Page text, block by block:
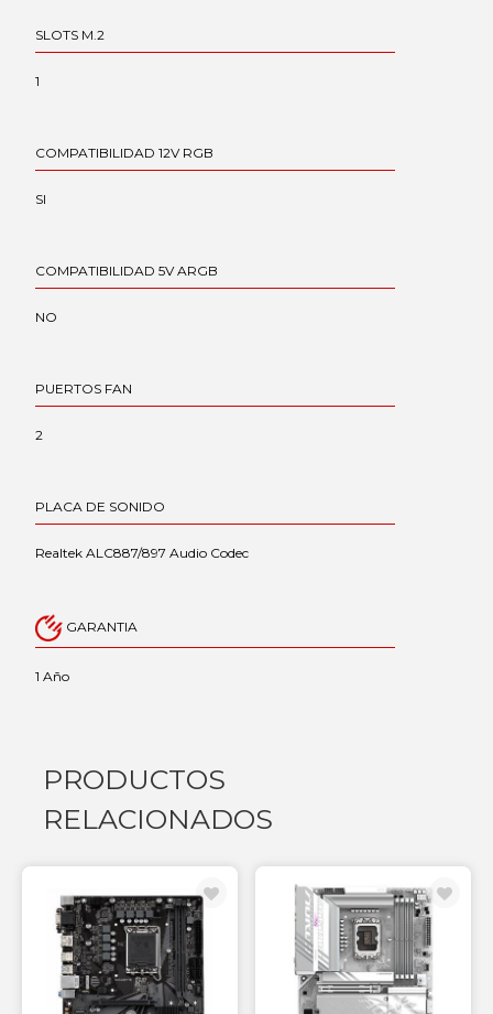
SLOTS M.2
1
COMPATIBILIDAD 12V RGB
SI
COMPATIBILIDAD 5V ARGB
NO
PUERTOS FAN
2
PLACA DE SONIDO
Realtek ALC887/897 Audio Codec
GARANTIA
1 Año
PRODUCTOS
RELACIONADOS